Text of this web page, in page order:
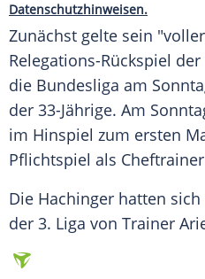
Datenschutzhinweisen.
Zunächst gelte sein
Relegations-Rückspiel der
die Bundesliga am
der 33-Jährige. Am
im Hinspiel zum ersten
Pflichtspiel als Cheftrainer
Die Hachinger hatten
der 3. Liga von Trainer